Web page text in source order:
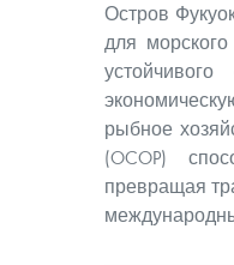
Остров
для
рыбное
(OCOP)
превращая